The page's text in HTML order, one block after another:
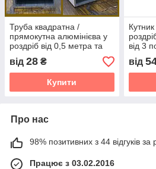
Труба квадратна /
прямокутна алюмінієва у
роздріб від 0,5 метра та
оптом від 3 метри
від 28 ₴
Купити
Кутник
від 3
від
Про нас
98% позитивних з 44 відгуків за
Працює з 03.02.2016